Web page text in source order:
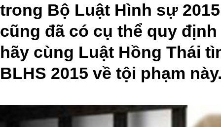
trong Bộ Luật Hình sự
cũng đã có cụ thể quy
hãy cùng Luật Hồng Thái
BLHS 2015 về tội phạm